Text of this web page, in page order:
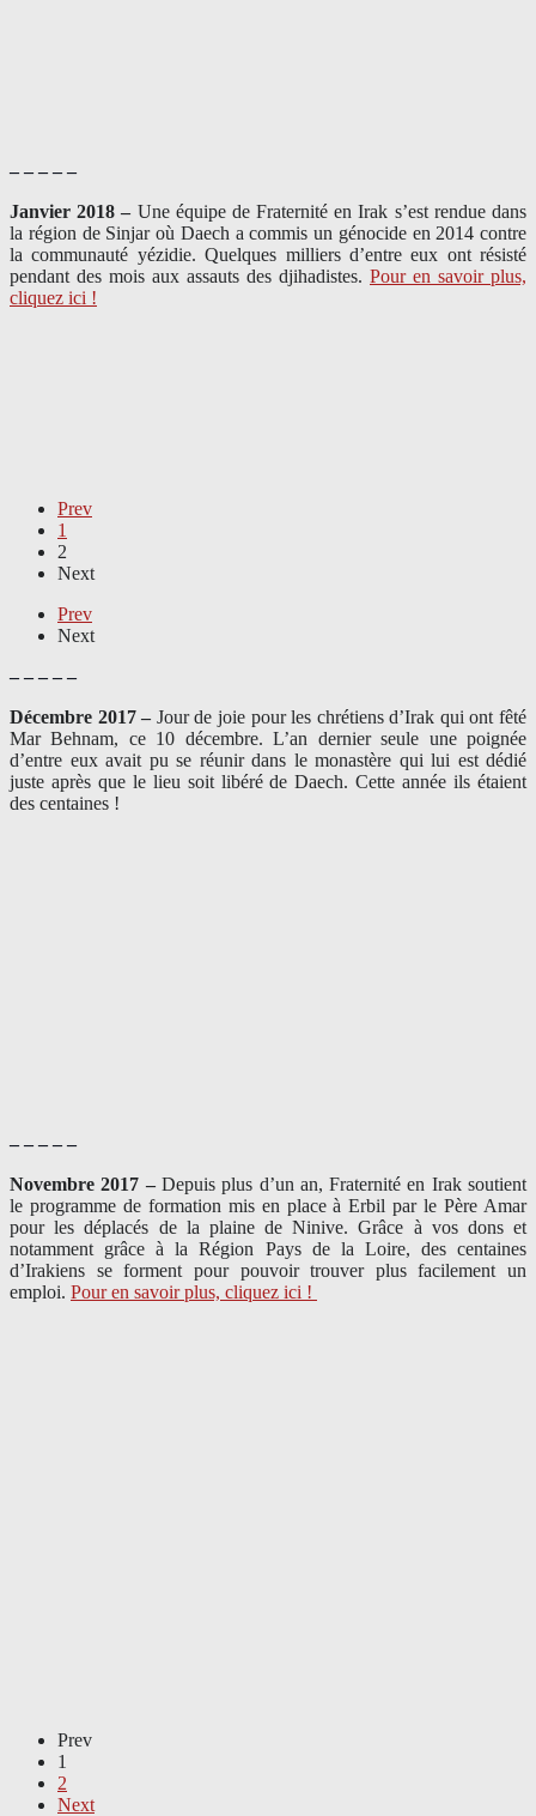
– – – – –
Janvier 2018 – Une équipe de Fraternité en Irak s’est rendue dans
la région de Sinjar où Daech a commis un génocide en 2014 contre
la communauté yézidie. Quelques milliers d’entre eux ont résisté
pendant des mois aux assauts des djihadistes. Pour en savoir plus,
cliquez ici !
Prev
1
2
Next
Prev
Next
– – – – –
Décembre 2017 – Jour de joie pour les chrétiens d’Irak qui ont fêté
Mar Behnam, ce 10 décembre. L’an dernier seule une poignée
d’entre eux avait pu se réunir dans le monastère qui lui est dédié
juste après que le lieu soit libéré de Daech. Cette année ils étaient
des centaines !
– – – – –
Novembre 2017 – Depuis plus d’un an, Fraternité en Irak soutient
le programme de formation mis en place à Erbil par le Père Amar
pour les déplacés de la plaine de Ninive. Grâce à vos dons et
notamment grâce à la Région Pays de la Loire, des centaines
d’Irakiens se forment pour pouvoir trouver plus facilement un
emploi. Pour en savoir plus, cliquez ici !
Prev
1
2
Next